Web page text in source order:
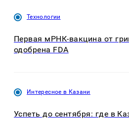
Технологии
Первая мРНК-вакцина от
одобрена FDA
Интересное в Казани
Успеть до сентября: где в